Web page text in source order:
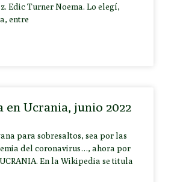
Edic Turner Noema. Lo elegí,
entre
en Ucrania, junio 2022
para sobresaltos, sea por las
del coronavirus…, ahora por
UCRANIA. En la Wikipedia se titula